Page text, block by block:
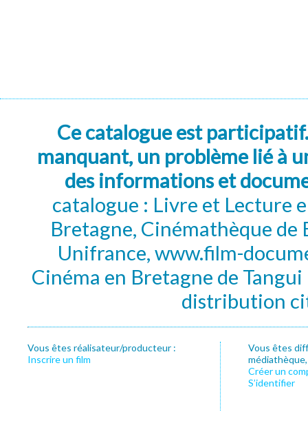
Ce catalogue est
manquant, un problème lié à
des informations et
catalogue : Livre et Lecture
Bretagne, Cinémathèque de
Unifrance, www.film-
Cinéma en Bretagne de
distribution
Vous êtes réalisateur/producteur :
Inscrire un film
Vous êtes
Créer un
S’identifier